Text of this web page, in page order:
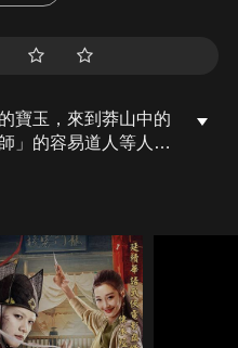
寶玉，來到莽山中的
」的容易道人等人交